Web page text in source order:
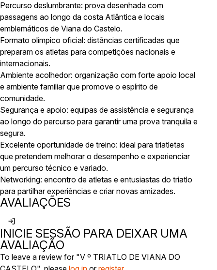
Percurso deslumbrante: prova desenhada com
passagens ao longo da costa Atlântica e locais
emblemáticos de Viana do Castelo.
Formato olímpico oficial: distâncias certificadas que
preparam os atletas para competições nacionais e
internacionais.
Ambiente acolhedor: organização com forte apoio local
e ambiente familiar que promove o espírito de
comunidade.
Segurança e apoio: equipas de assistência e segurança
ao longo do percurso para garantir uma prova tranquila e
segura.
Excelente oportunidade de treino: ideal para triatletas
que pretendem melhorar o desempenho e experienciar
um percurso técnico e variado.
Networking: encontro de atletas e entusiastas do triatlo
para partilhar experiências e criar novas amizades.
AVALIAÇÕES
INICIE SESSÃO PARA DEIXAR UMA
AVALIAÇÃO
To leave a review for "V º TRIATLO DE VIANA DO